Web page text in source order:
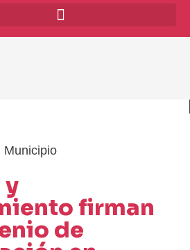
Municipio
y
firman
de